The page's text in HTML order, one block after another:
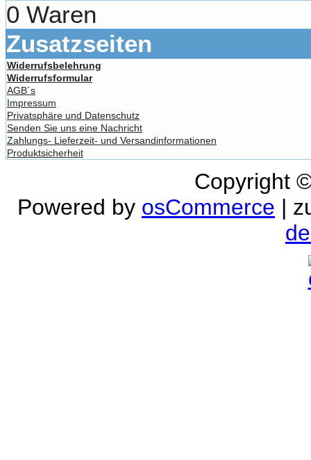
0 Waren
Zusatzseiten
Widerrufsbelehrung
Widerrufsformular
AGB´s
Impressum
Privatsphäre und Datenschutz
Senden Sie uns eine Nachricht
Zahlungs- Lieferzeit- und Versandinformationen
Produktsicherheit
Copyright
Powered by osCommerce |